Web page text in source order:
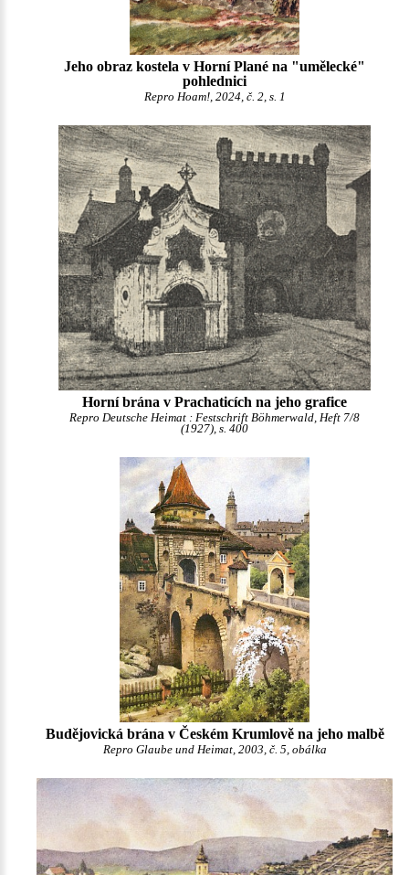
Jeho obraz kostela v Horní Plané na "umělecké"
pohlednici
Repro Hoam!, 2024, č. 2, s. 1
Horní brána v Prachaticích na jeho grafice
Repro Deutsche Heimat : Festschrift Böhmerwald, Heft 7/8
(1927), s. 400
Budějovická brána v Českém Krumlově na jeho malbě
Repro Glaube und Heimat, 2003, č. 5, obálka